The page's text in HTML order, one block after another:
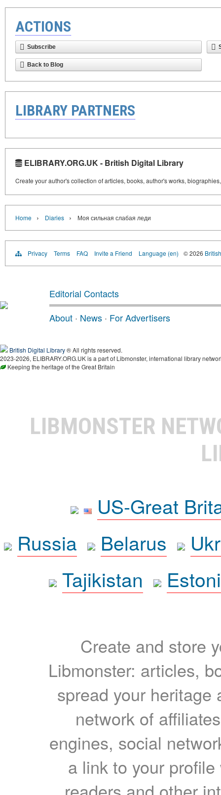
ACTIONS
Subscribe
Back to Blog
LIBRARY PARTNERS
ELIBRARY.ORG.UK - British Digital Library
Create your author's collection of articles, books, author's works,
Home › Diaries › Моя сильная слабая леди
Privacy Terms FAQ Invite a Friend Language (en) © 2026
Editorial Contacts
About · News · For Advertisers
British Digital Library® All rights reserved.
2023-2026, ELIBRARY.ORG.UK is a part of Libmonster, international library
Keeping the heritage of the Great Britain
LIBMONSTER
US-Great
Russia
Belarus
Tajikistan
Create and store
Libmonster: articles,
spread your heritage
network of
engines, social
a link to your